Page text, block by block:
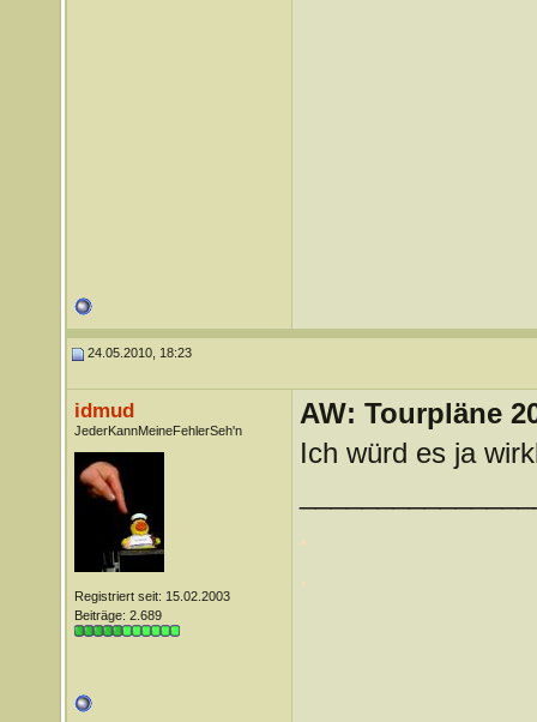
24.05.2010, 18:23
idmud
JederKannMeineFehlerSeh'n
Registriert seit: 15.02.2003
Beiträge: 2.689
AW: Tourpläne
Ich würd es ja